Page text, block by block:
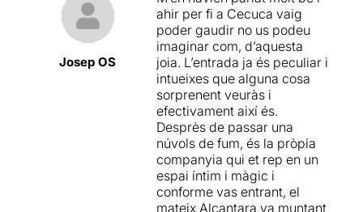
Josep OS
ahir per fi a Cecuca vaig
poder gaudir no us podeu
imaginar com, d’aquesta
joia. L’entrada ja és peculiar i
intueixes que alguna cosa
sorprenent veuràs i
efectivament així és.
Desprès de passar una
núvols de fum, és la pròpia
companyia qui et rep en un
espai íntim i màgic i
conforme vas entrant, el
mateix Alcantara va muntant